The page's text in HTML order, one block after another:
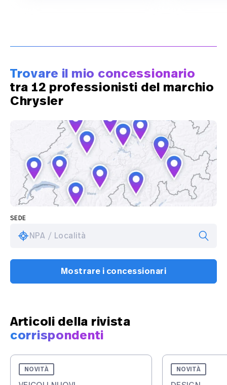
Trovare il mio concessionario
tra 12 professionisti del marchio
Chrysler
SEDE
NPA / Località
Mostrare i concessionari
Articoli della rivista
corrispondenti
NOVITÀ NOVITÀ